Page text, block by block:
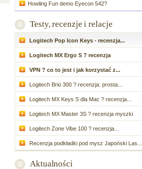
Howling Fun demo Eyecon 542?
Testy, recenzje i relacje
Logitech Pop Icon Keys - recenzja...
Logitech MX Ergo S ? recenzja
VPN ? co to jest i jak korzystać z...
Logitech Brio 300 ? recenzja: prosta...
Logitech MX Keys S dla Mac ? recenzja...
Logitech MX Master 3S ? recenzja myszki
Logitech Zone Vibe 100 ? recenzja...
Recenzja podkładki pod mysz Japoński Las...
Aktualności